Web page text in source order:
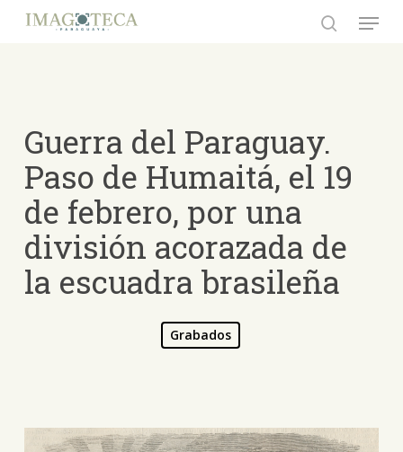
Menu
Guerra del Paraguay.
Paso de Humaitá, el 19
de febrero, por una
división acorazada de
la escuadra brasileña
Grabados